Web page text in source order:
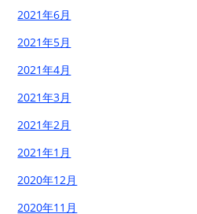
2021年6月
2021年5月
2021年4月
2021年3月
2021年2月
2021年1月
2020年12月
2020年11月